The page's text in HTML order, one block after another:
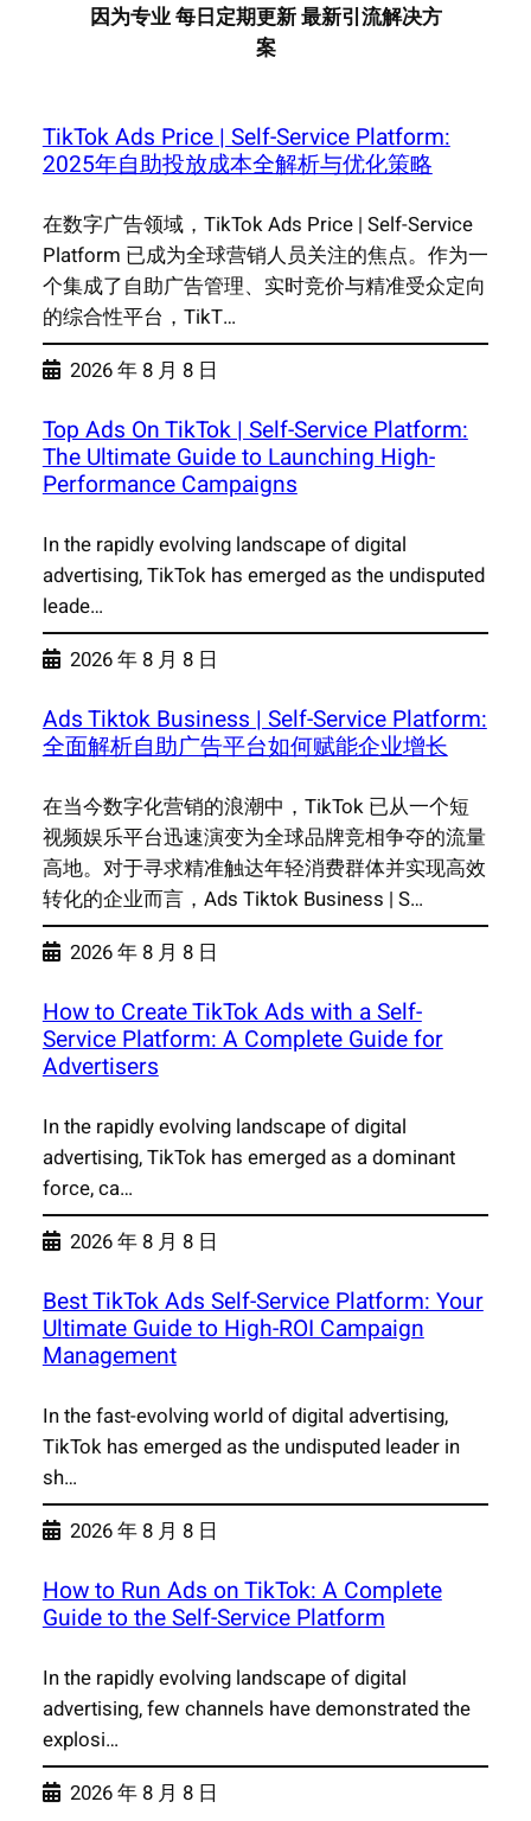
因为专业 每日定期更新 最新引流解决方
案
TikTok Ads Price | Self-Service Platform:
2025年自助投放成本全解析与优化策略
在数字广告领域，TikTok Ads Price | Self-Service
Platform 已成为全球营销人员关注的焦点。作为一
个集成了自助广告管理、实时竞价与精准受众定向
的综合性平台，TikT…
2026 年 8 月 8 日
Top Ads On TikTok | Self-Service Platform:
The Ultimate Guide to Launching High-
Performance Campaigns
In the rapidly evolving landscape of digital
advertising, TikTok has emerged as the undisputed
leade…
2026 年 8 月 8 日
Ads Tiktok Business | Self-Service Platform:
全面解析自助广告平台如何赋能企业增长
在当今数字化营销的浪潮中，TikTok 已从一个短
视频娱乐平台迅速演变为全球品牌竞相争夺的流量
高地。对于寻求精准触达年轻消费群体并实现高效
转化的企业而言，Ads Tiktok Business | S…
2026 年 8 月 8 日
How to Create TikTok Ads with a Self-
Service Platform: A Complete Guide for
Advertisers
In the rapidly evolving landscape of digital
advertising, TikTok has emerged as a dominant
force, ca…
2026 年 8 月 8 日
Best TikTok Ads Self-Service Platform: Your
Ultimate Guide to High-ROI Campaign
Management
In the fast-evolving world of digital advertising,
TikTok has emerged as the undisputed leader in
sh…
2026 年 8 月 8 日
How to Run Ads on TikTok: A Complete
Guide to the Self-Service Platform
In the rapidly evolving landscape of digital
advertising, few channels have demonstrated the
explosi…
2026 年 8 月 8 日